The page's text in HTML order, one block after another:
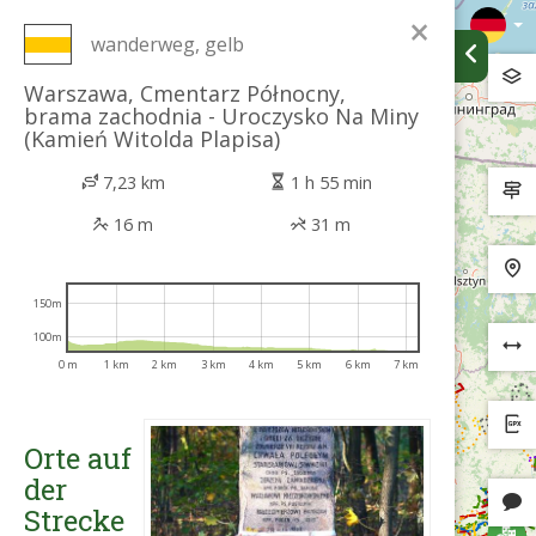
×
wanderweg, gelb
Warszawa, Cmentarz Północny,
brama zachodnia - Uroczysko Na Miny
(Kamień Witolda Plapisa)
7,23 km
1 h 55 min
16 m
31 m
0 m 1 km 2 km 3 km 4 km 5 km 6 km 7 km
100m
150m
Orte auf
der
Strecke